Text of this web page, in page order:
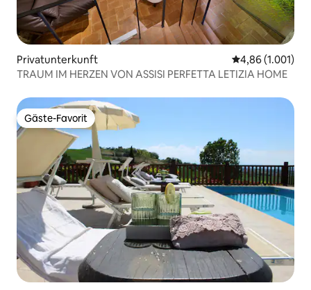
Privatunterkunft
4,86 (1.001)
TRAUM IM HERZEN VON ASSISI PERFETTA LETIZIA HOME
Gäste-Favorit
Gäste-Favorit